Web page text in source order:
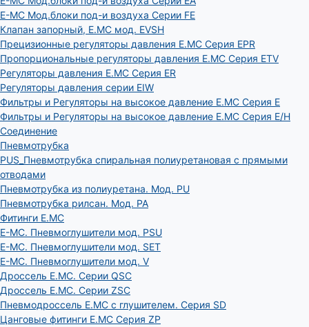
E-MC Мод.блоки под-и воздуха Серии FE
Клапан запорный, E.MC мод. EVSH
Прецизионные регуляторы давления E.MC Серия EPR
Пропорциональные регуляторы давления E.MC Серия ETV
Регуляторы давления E.MC Серия ER
Регуляторы давления серии EIW
Фильтры и Регуляторы на высокое давление E.MC Серия E
Фильтры и Регуляторы на высокое давление E.MC Серия E/H
Соединение
Пневмотрубка
PUS_Пневмотрубка спиральная полиуретановая с прямыми
отводами
Пневмотрубка из полиуретана. Мод. РU
Пневмотрубка рилсан. Мод. PA
Фитинги E.MC
E-MC. Пневмоглушители мод. PSU
E-MC. Пневмоглушители мод. SET
E-MC. Пневмоглушители мод. V
Дроссель E.MC. Серии QSC
Дроссель E.MC. Серии ZSC
Пневмодроссель E.MC с глушителем. Серия SD
Цанговые фитинги E.MC Серия ZP